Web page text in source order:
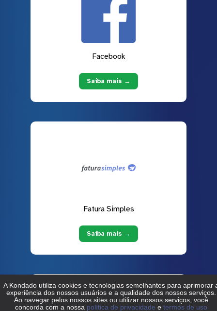
Facebook
Saiba mais →
Fatura Simples
Saiba mais →